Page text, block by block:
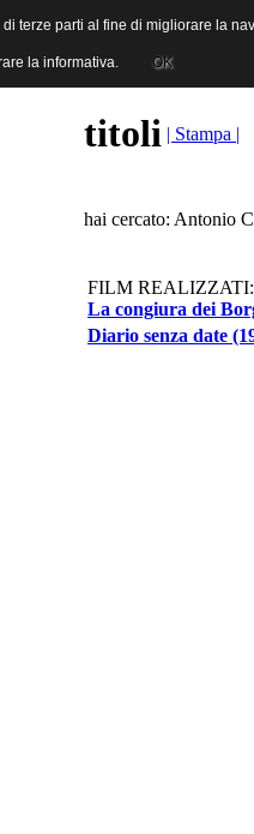
Cinematografiche
titoli | Stampa |
hai cercato: Antonio
FILM REALIZZATI:
La congiura dei
Diario senza date
terze parti al fine di migliorare la
la informativa. OK
terze parti al fine di migliorare la
la informativa. OK